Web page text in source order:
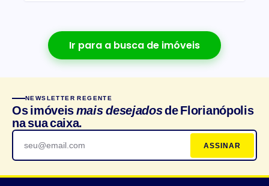
Ir para a busca de imóveis
NEWSLETTER REGENTE
Os imóveismais desejadosde Florianópolis
na sua caixa.
ASSINAR